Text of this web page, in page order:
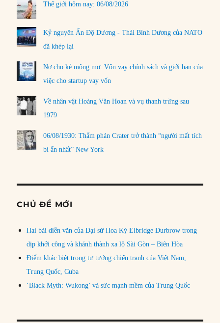
Thế giới hôm nay: 06/08/2026
Kỷ nguyên Ấn Độ Dương - Thái Bình Dương của NATO
đã khép lại
Nợ cho kẻ mộng mơ: Vốn vay chính sách và giới hạn của
việc cho startup vay vốn
Về nhân vật Hoàng Văn Hoan và vụ thanh trừng sau
1979
06/08/1930: Thẩm phán Crater trở thành “người mất tích
bí ẩn nhất” New York
CHỦ ĐỀ MỚI
Hai bài diễn văn của Đại sứ Hoa Kỳ Elbridge Durbrow trong
dịp khởi công và khánh thành xa lộ Sài Gòn – Biên Hòa
Điểm khác biệt trong tư tưởng chiến tranh của Việt Nam,
Trung Quốc, Cuba
‘Black Myth: Wukong’ và sức mạnh mềm của Trung Quốc